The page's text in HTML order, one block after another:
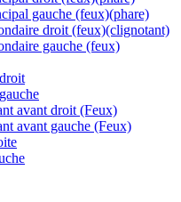
gauche (feux)(phare)
droit (feux)(clignotant)
gauche (feux)
avant droit (Feux)
avant gauche (Feux)